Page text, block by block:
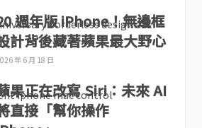
週年版 iPhone！無邊框
計背後藏著蘋果最大野心
年 6 月 18 日
果正在改寫 Siri：未來 AI
直接「幫你操作